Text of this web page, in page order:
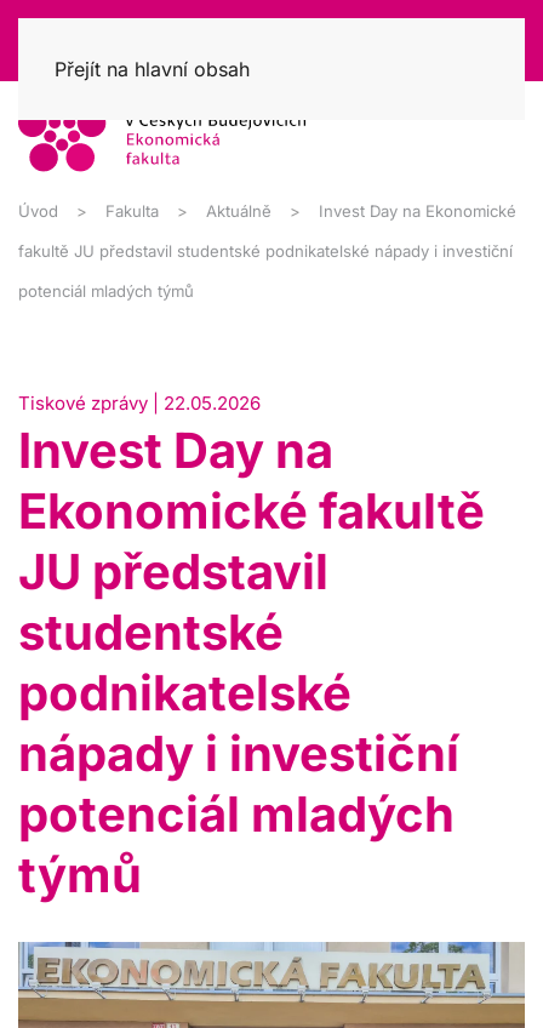
Přejít na hlavní obsah
Úvod Fakulta Aktuálně Invest Day na Ekonomické
fakultě JU představil studentské podnikatelské nápady i investiční
potenciál mladých týmů
Tiskové zprávy | 22.05.2026
Invest Day na
Ekonomické fakultě
JU představil
studentské
podnikatelské
nápady i investiční
potenciál mladých
týmů